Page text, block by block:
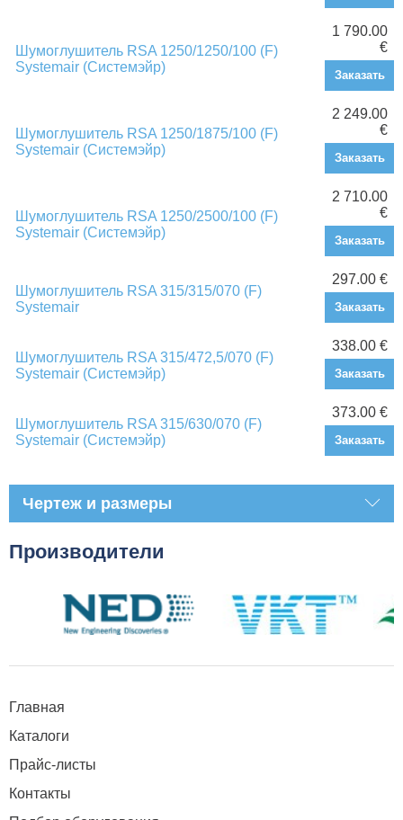
Шумоглушитель RSA 1250/1250/100 (F)
Systemair (Системэйр)
1 790.00
€
Заказать
Шумоглушитель RSA 1250/1875/100 (F)
Systemair (Системэйр)
2 249.00
€
Заказать
Шумоглушитель RSA 1250/2500/100 (F)
Systemair (Системэйр)
2 710.00
€
Заказать
Шумоглушитель RSA 315/315/070 (F)
Systemair
297.00 €
Заказать
Шумоглушитель RSA 315/472,5/070 (F)
Systemair (Системэйр)
338.00 €
Заказать
Шумоглушитель RSA 315/630/070 (F)
Systemair (Системэйр)
373.00 €
Заказать
Чертеж и размеры
Производители
Главная
Каталоги
Прайс-листы
Контакты